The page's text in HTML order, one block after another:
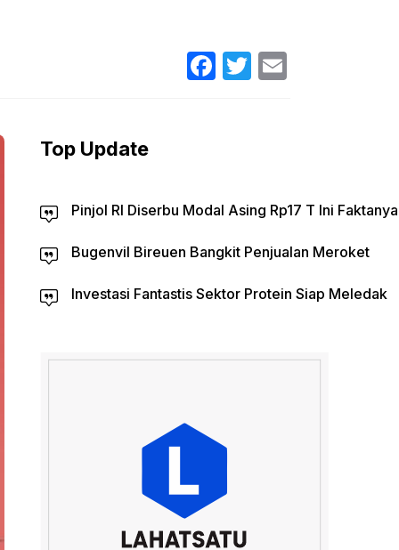
Facebook
Twitter
Top Update
Pinjol RI Diserbu Modal Asing Rp17 T Ini Faktanya
Bugenvil Bireuen Bangkit Penjualan Meroket
Investasi Fantastis Sektor Protein Siap Meledak